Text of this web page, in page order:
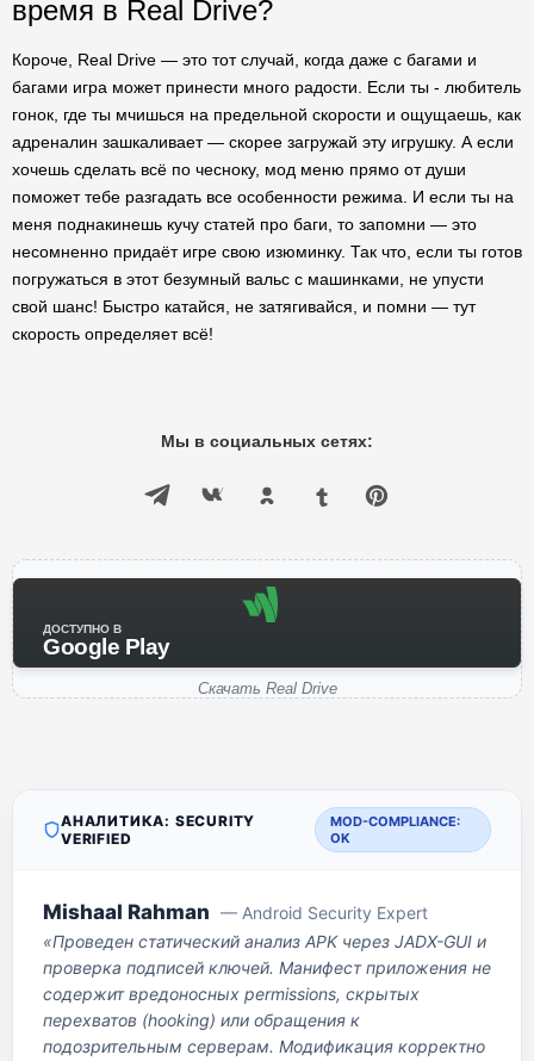
время в Real Drive?
Короче, Real Drive — это тот случай, когда даже с багами и
багами игра может принести много радости. Если ты - любитель
гонок, где ты мчишься на предельной скорости и ощущаешь, как
адреналин зашкаливает — скорее загружай эту игрушку. А если
хочешь сделать всё по чесноку, мод меню прямо от души
поможет тебе разгадать все особенности режима. И если ты на
меня поднакинешь кучу статей про баги, то запомни — это
несомненно придаёт игре свою изюминку. Так что, если ты готов
погружаться в этот безумный вальс с машинками, не упусти
свой шанс! Быстро катайся, не затягивайся, и помни — тут
скорость определяет всё!
Мы в социальных сетях:
ДОСТУПНО В
Google Play
Скачать Real Drive
АНАЛИТИКА: SECURITY
VERIFIED
MOD-COMPLIANCE:
OK
Mishaal Rahman — Android Security Expert
«Проведен статический анализ APK через JADX-GUI и
проверка подписей ключей. Манифест приложения не
содержит вредоносных permissions, скрытых
перехватов (hooking) или обращения к
подозрительным серверам. Модификация корректно